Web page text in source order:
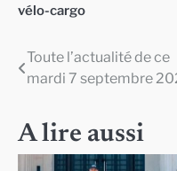
vélo-cargo
Navigation
l’article
Toute l’actualité de ce
mardi 7 septembre
A lire aussi